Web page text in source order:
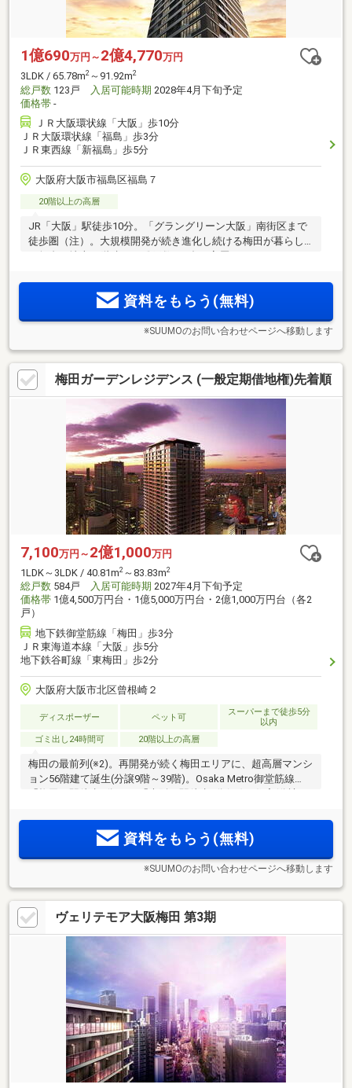
1億690万円～ 2億4,770万円
3LDK / 65.78m2 ～91.92m2
総戸数 123戸 入居可能時期 2028年4月下旬予定
価格帯 -
ＪＲ大阪環状線「大阪」歩10分
ＪＲ大阪環状線「福島」歩3分
ＪＲ東西線「新福島」歩5分
大阪府大阪市福島区福島７
20階以上の高層
JR「大阪」駅徒歩10分。「グラングリーン大阪」南街区まで
徒歩圏（注）。大規模開発が続き進化し続ける梅田が暮らし
資料をもらう(無料)
※SUUMOのお問い合わせページへ移動します
梅田ガーデンレジデンス (一般定期借地権)先着順
7,100万円～ 2億1,000万円
1LDK～3LDK / 40.81m2 ～83.83m2
総戸数 584戸 入居可能時期 2027年4月下旬予定
価格帯 1億4,500万円台・1億5,000万円台・2億1,000万円台（各2
戸）
地下鉄御堂筋線「梅田」歩3分
ＪＲ東海道本線「大阪」歩5分
地下鉄谷町線「東梅田」歩2分
大阪府大阪市北区曾根崎２
ディスポーザー ペット可
スーパーまで徒歩5分
以内
ゴミ出し24時間可
20階以上の高層
梅田の最前列(※2)。再開発が続く梅田エリアに、超高層マンシ
ョン56階建て誕生(分譲9階～39階)。Osaka Metro御堂筋線
「梅田ガーデンレジデンス」デビュー！
資料をもらう(無料)
※SUUMOのお問い合わせページへ移動します
ヴェリテモア大阪梅田 第3期